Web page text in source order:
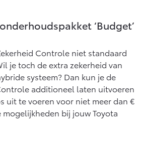
Vanaf € 55.950,-
Hilux (excl. BTW)
OOK ALS BATTERIJ-
ELEKTRISCH
‘Budget’
Controle niet standaard
je toch de extra zekerheid van
systeem? Dan kun je de
additioneel laten uitvoeren
uit te voeren voor niet meer dan €
mogelijkheden bij jouw Toyota